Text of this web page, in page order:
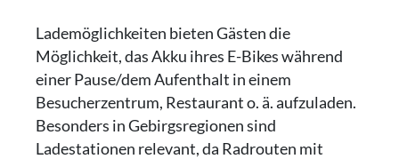
Lademöglichkeiten bieten Gästen die
Möglichkeit, das Akku ihres E-Bikes während
einer Pause/dem Aufenthalt in einem
Besucherzentrum, Restaurant o. ä. aufzuladen.
Besonders in Gebirgsregionen sind
Ladestationen relevant, da Radrouten mit